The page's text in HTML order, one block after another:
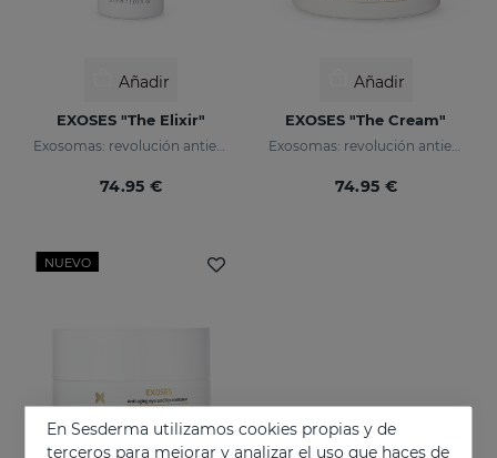
Añadir
EXOSES "The Elixir"
Exosomas: revolución antienvejecimiento
74.95 €
Añadir
EXOSES "The Cream"
Exosomas: revolución antienvejecimiento
74.95 €
NUEVO
En Sesderma utilizamos cookies propias y de
terceros para mejorar y analizar el uso que haces de